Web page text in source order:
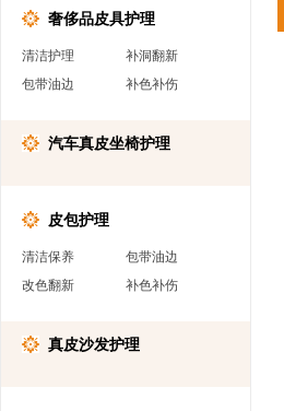
奢侈品皮具护理
清洁护理
补洞翻新
包带油边
补色补伤
汽车真皮坐椅护理
皮包护理
清洁保养
包带油边
改色翻新
补色补伤
真皮沙发护理